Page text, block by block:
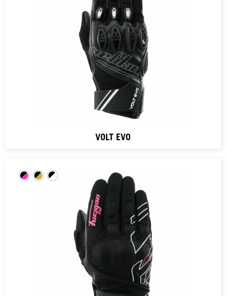
VOLT EVO